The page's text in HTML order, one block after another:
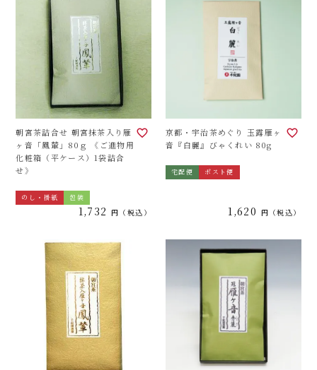
朝宮茶詰合せ 朝宮抹茶入り雁
ヶ音「鳳輦」80ｇ 《ご進物用
化粧箱（平ケース）1袋詰合
せ》
のし・掛紙 包装
1,732 税込
京都・宇治茶めぐり 玉露雁ヶ
音『白麗』びゃくれい 80g
宅配便 ポスト便
1,620 税込